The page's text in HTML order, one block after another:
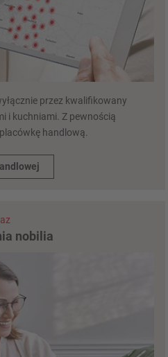
przez kwalifikowany
i kuchniami. Z pewnością
handlową.
nobilia